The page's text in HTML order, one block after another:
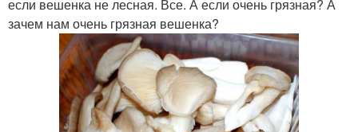
если вешенка не лесная. Все. А если очень грязная? А
зачем нам очень грязная вешенка?